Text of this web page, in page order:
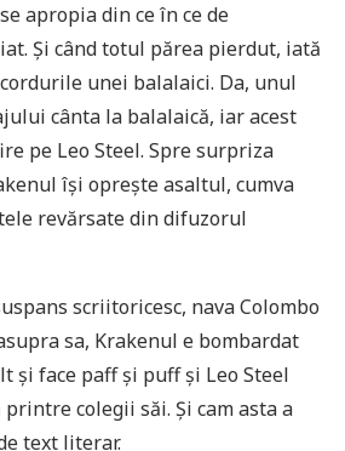
apropia din ce în ce de
Și când totul părea pierdut, iată
unei balalaici. Da, unul
cânta la balalaică, iar acest
pe Leo Steel. Spre surpriza
își oprește asaltul, cumva
revărsate din difuzorul
scriitoricesc, nava Colombo
sa, Krakenul e bombardat
și face paff și puff și Leo Steel
colegii săi. Și cam asta a
text literar.